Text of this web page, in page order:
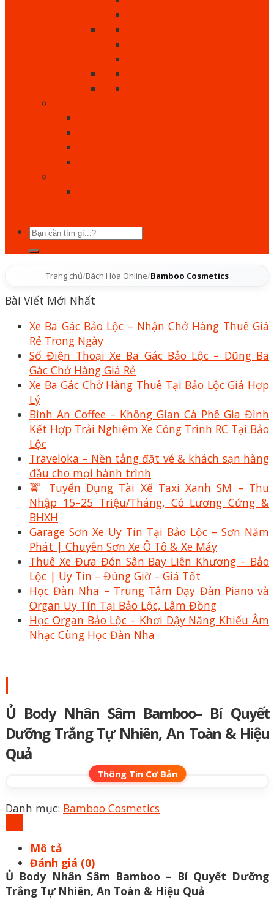
Tìm
Trang chủ/Bách Hóa Online/Bamboo Cosmetics
Bài Viết Mới Nhất
Xe Ba Gác Bảo Lộc – Nhận Chở Hàng Thuê Giá
Rẻ Trong Ngày
Số Điện Thoại Xe Ba Gác Bảo Lộc – Dũng Ba
Gác Chở Hàng Giá Rẻ
Xe Ba Gác Chở Hàng Thuê Tại Bảo Lộc Giá Hợp
Lý
Bình An Coffee – Không Gian Cà Phê Gia Đình
Kết Hợp Trải Nghiệm Xe Công Trình RC Tại Bảo
Lộc
Traveloka – Nền tảng đặt vé & khách sạn hàng
đầu cho mọi hành trình
🚖 Tuyển Dụng Tài Xế Taxi Xanh SM – Thu
Nhập 15–25 Triệu/Tháng, Có Lương Cứng &
BHXH
Garage Sơn Xe Uy Tín Tại Bảo Lộc – Sơn Năm
Phát | Chuyên Sơn Xe Ô Tô & Xe Máy
Thuê Xe Đưa Đón Sân Bay Liên Khương – Bảo
Lộc | Uy Tín – Đúng Giờ – Giá Tốt
Học Đàn Nha – Trung Tâm Dạy Đàn Piano và
Organ Uy Tín Tại Bảo Lộc, Lâm Đồng
Học Organ Bảo Lộc – Khơi Dậy Năng Khiếu Âm
Nhạc Cùng Học Đàn Nha
Ủ Body Nhân Sâm Bamboo– Bí Quyết
Dưỡng Trắng Tự Nhiên, An Toàn & Hiệu
Quả
Danh mục: Bamboo Cosmetics
Mô tả
Đánh giá (0)
Ủ Body Nhân Sâm Bamboo – Bí Quyết Dưỡng
Trắng Tự Nhiên, An Toàn & Hiệu Quả